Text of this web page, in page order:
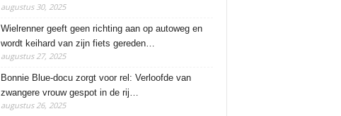
augustus 30, 2025
Wielrenner geeft geen richting aan op autoweg en
wordt keihard van zijn fiets gereden…
augustus 27, 2025
Bonnie Blue-docu zorgt voor rel: Verloofde van
zwangere vrouw gespot in de rij…
augustus 26, 2025